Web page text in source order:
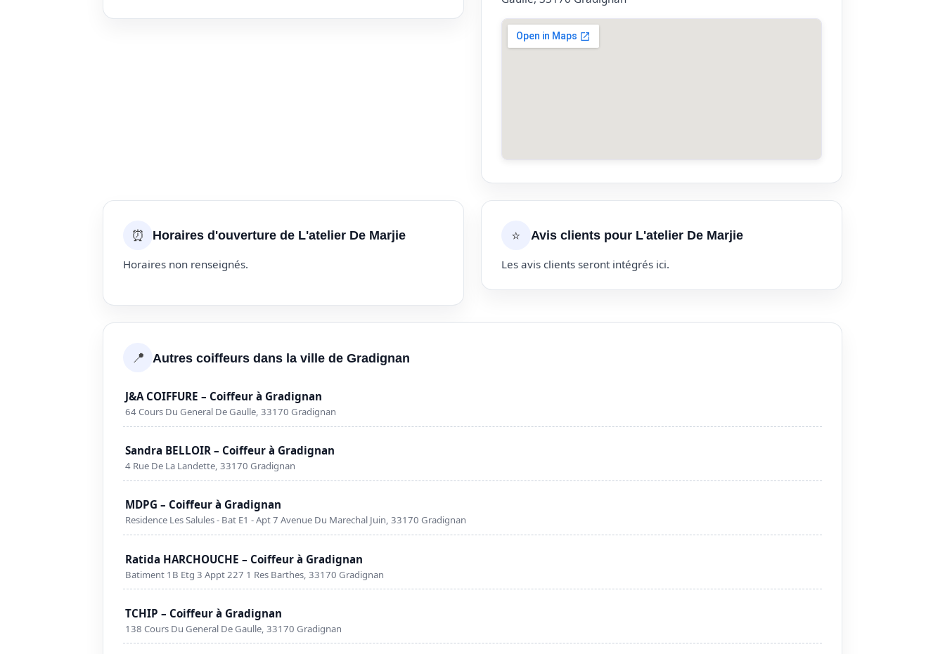
⏰ Horaires d'ouverture de L'atelier De Marjie
Horaires non renseignés.
⭐ Avis clients pour L'atelier De Marjie
Les avis clients seront intégrés ici.
📍 Autres coiffeurs dans la ville de Gradignan
J&A COIFFURE – Coiffeur à Gradignan
64 Cours Du General De Gaulle, 33170 Gradignan
Sandra BELLOIR – Coiffeur à Gradignan
4 Rue De La Landette, 33170 Gradignan
MDPG – Coiffeur à Gradignan
Residence Les Salules - Bat E1 - Apt 7 Avenue Du Marechal Juin, 33170 Gradignan
Ratida HARCHOUCHE – Coiffeur à Gradignan
Batiment 1B Etg 3 Appt 227 1 Res Barthes, 33170 Gradignan
TCHIP – Coiffeur à Gradignan
138 Cours Du General De Gaulle, 33170 Gradignan